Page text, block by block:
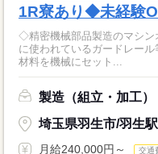
1R寮あり◆未経験
◇精密機械部品製造のマシ
に使われているガードレー
材料を機械にセット...
製造（組立・加工）
埼玉県羽生市/羽生駅
月給240,000円～ 交通